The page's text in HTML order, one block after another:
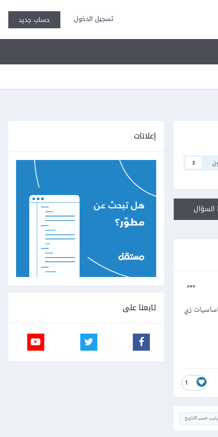
تسجيل الدخول حساب جديد
2
زي
1
حسب التاريخ
إعلانات
تابعنا على